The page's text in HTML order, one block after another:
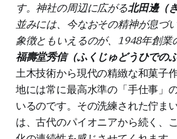
す。神社の周辺に広がる北田邊（
並みには、今なおその精神が息づ
象徴ともいえるのが、1948年創業
福壽堂秀信（ふくじゅどうひでのぶ
土木技術から現代の精緻な和菓子
地には常に最高水準の「手仕事」
いるのです。その洗練された佇ま
は、古代のパイオニアから続く、